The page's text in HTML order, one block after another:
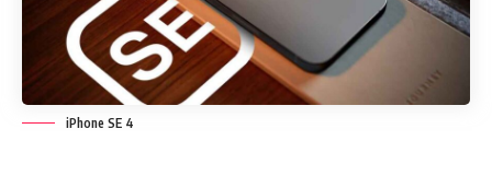
iPhone SE 4